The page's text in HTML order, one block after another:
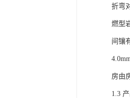
折弯
燃型
间镶
房由
1.3